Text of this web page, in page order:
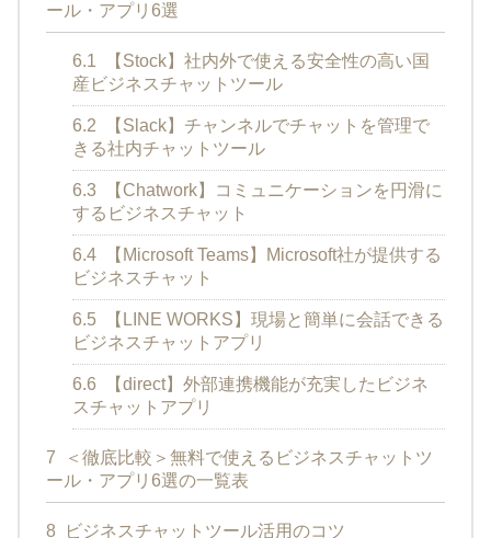
ール・アプリ6選
6.1
【Stock】社内外で使える安全性の高い国
産ビジネスチャットツール
6.2
【Slack】チャンネルでチャットを管理で
きる社内チャットツール
6.3
【Chatwork】コミュニケーションを円滑に
するビジネスチャット
6.4
【Microsoft Teams】Microsoft社が提供する
ビジネスチャット
6.5
【LINE WORKS】現場と簡単に会話できる
ビジネスチャットアプリ
6.6
【direct】外部連携機能が充実したビジネ
スチャットアプリ
7
＜徹底比較＞無料で使えるビジネスチャットツ
ール・アプリ6選の一覧表
8 ビジネスチャットツール活用のコツ